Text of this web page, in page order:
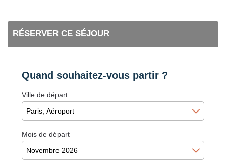
RÉSERVER CE SÉJOUR
Quand souhaitez-vous partir ?
Ville de départ
Mois de départ